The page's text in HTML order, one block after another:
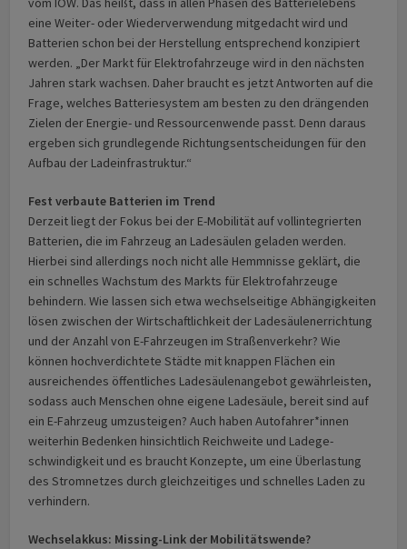
eine Weiter- oder Wiederverwendung mitgedacht wird und
Batterien schon bei der Herstellung entsprechend konzipiert
werden. „Der Markt für Elektrofahrzeuge wird in den nächsten
Jahren stark wachsen. Daher braucht es jetzt Antworten auf die
Frage, welches Batteriesystem am besten zu den drängenden
Zielen der Energie- und Ressourcen­wende passt. Denn daraus
ergeben sich grundlegende Richtungs­entscheid­ungen für den
Aufbau der Ladeinfrastruktur.“
Fest verbaute Batterien im Trend
Derzeit liegt der Fokus bei der E-Mobilität auf vollintegrierten
Batterien, die im Fahrzeug an Ladesäulen geladen werden.
Hierbei sind allerdings noch nicht alle Hemmnisse geklärt, die
ein schnelles Wachstum des Markts für Elektrofahrzeuge
behindern. Wie lassen sich etwa wechselseitige Abhängigkeiten
lösen zwischen der Wirtschaftlichkeit der Ladesäulen­errichtung
und der Anzahl von E-Fahrzeugen im Straßenverkehr? Wie
können hochverdichtete Städte mit knappen Flächen ein
ausreichendes öffentliches Ladesäulen­angebot gewährleisten,
sodass auch Menschen ohne eigene Ladesäule, bereit sind auf
ein E-Fahrzeug umzusteigen? Auch haben Autofahrer*innen
weiterhin Bedenken hinsichtlich Reichweite und Lade­ge­
schwindigkeit und es braucht Konzepte, um eine Überlastung
des Stromnetzes durch gleichzeitiges und schnelles Laden zu
verhindern.
Wechselakkus: Missing-Link der Mobilitätswende?